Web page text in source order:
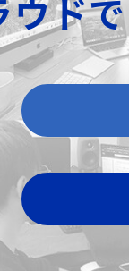
ウドで